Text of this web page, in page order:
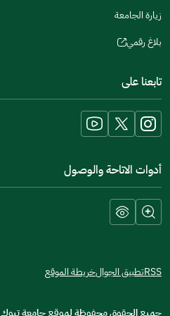
زيارة الجامعة
بلاغ رقمي
(opens
new
window)
تابعنا على
أدوات الاتاحة والوصول
RSSتطبيق الجوالخريطة الموقع
جميع الحقوق محفوظة لموقع جامعة تبوك